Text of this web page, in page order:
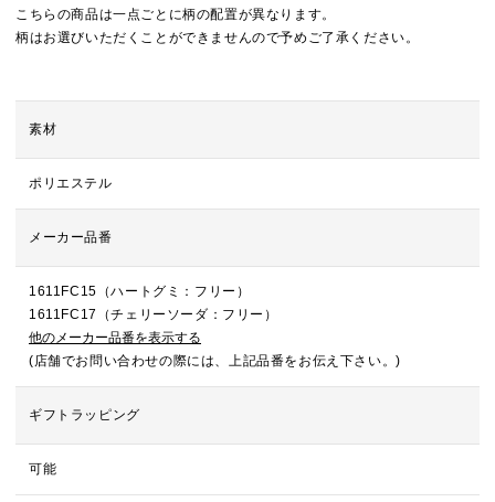
こちらの商品は一点ごとに柄の配置が異なります。
柄はお選びいただくことができませんので予めご了承ください。
素材
ポリエステル
メーカー品番
1611FC15（ハートグミ：フリー）
1611FC17（チェリーソーダ：フリー）
他のメーカー品番を表示する
(店舗でお問い合わせの際には、上記品番をお伝え下さい。)
ギフトラッピング
可能